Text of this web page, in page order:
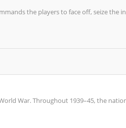
the players to face off, seize
War. Throughout 1939–45, the